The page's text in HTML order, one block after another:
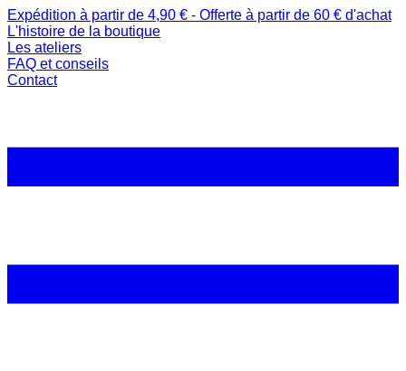
Expédition à partir de 4,90 € - Offerte à partir de 60 € d'achat
L'histoire de la boutique
Les ateliers
FAQ et conseils
Contact